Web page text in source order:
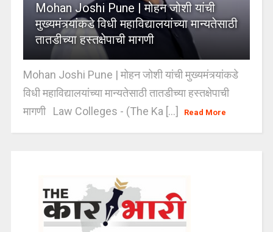
Mohan Joshi Pune | मोहन जोशी यांची
मुख्यमंत्र्यांकडे विधी महाविद्यालयांच्या मान्यतेसाठी
तातडीच्या हस्तक्षेपाची मागणी
Mohan Joshi Pune | मोहन जोशी यांची मुख्यमंत्र्यांकडे
विधी महाविद्यालयांच्या मान्यतेसाठी तातडीच्या हस्तक्षेपाची
मागणी Law Colleges - (The Ka [...]
Read More